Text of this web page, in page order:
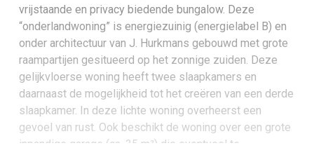
vrijstaande en privacy biedende bungalow. Deze
“onderlandwoning” is energiezuinig (energielabel B) en
onder architectuur van J. Hurkmans gebouwd met grote
raampartijen gesitueerd op het zonnige zuiden. Deze
gelijkvloerse woning heeft twee slaapkamers en
daarnaast de mogelijkheid tot het creëren van een derde
slaapkamer. In deze lichte woning overheerst een
gevoel van rust. Ook beschikt de woning over een grote
inpandige garage (ca. 35 m²) die eventueel te